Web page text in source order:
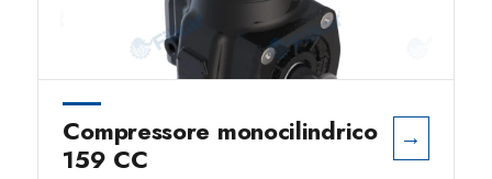
Compressore monocilindrico
159 CC
→